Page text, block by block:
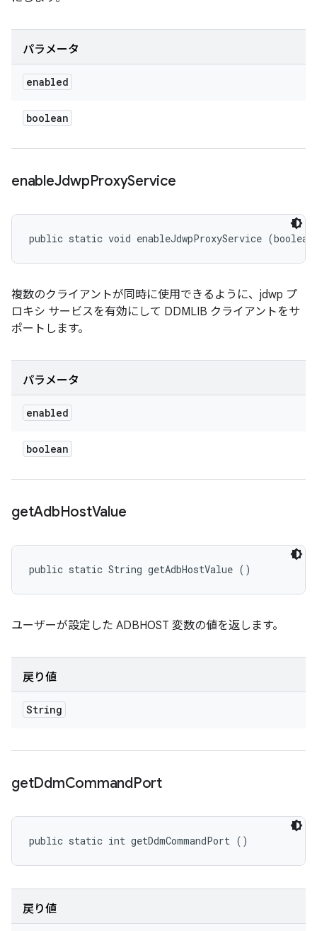
パラメータ
enabled
boolean
enableJdwpProxyService
public static void enableJdwpProxyService (boolean
複数のクライアントが同時に使用できるように、jdwp プ
ロキシ サービスを有効にして DDMLIB クライアントをサ
ポートします。
パラメータ
enabled
boolean
getAdbHostValue
public static String getAdbHostValue ()
ユーザーが設定した ADBHOST 変数の値を返します。
戻り値
String
getDdmCommandPort
public static int getDdmCommandPort ()
戻り値